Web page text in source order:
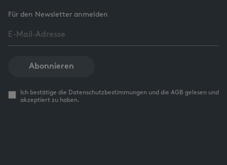
Für den Newsletter anmelden
Abonnieren
Ich bestätige die Datenschutzbestimmungen und die AGB gelesen und
akzeptiert zu haben.